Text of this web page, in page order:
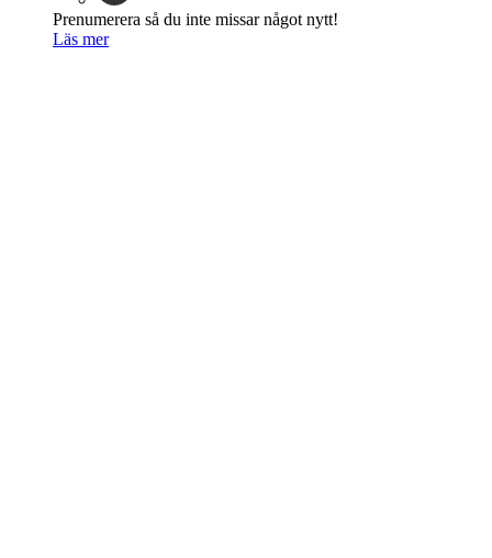
Prenumerera så du inte missar något nytt!
Läs mer